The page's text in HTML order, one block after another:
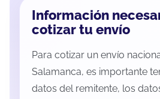
Información
cotizar tu envío
Para cotizar un envío
Salamanca, es importante
datos del remitente, los